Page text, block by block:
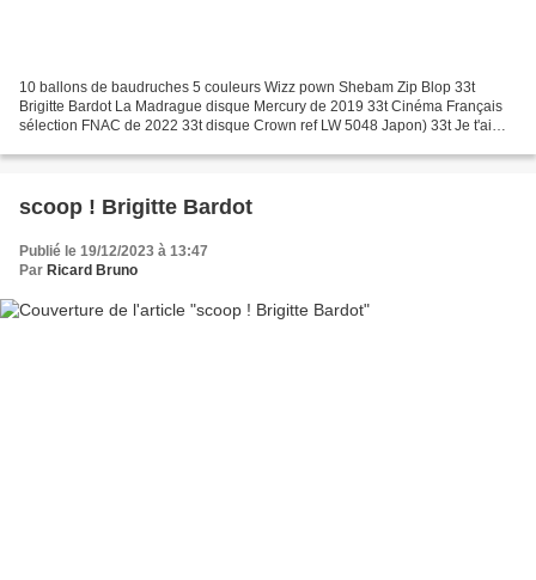
10 ballons de baudruches 5 couleurs Wizz pown Shebam Zip Blop 33t
Brigitte Bardot La Madrague disque Mercury de 2019 33t Cinéma Français
sélection FNAC de 2022 33t disque Crown ref LW 5048 Japon) 33t Je t'aime
scoop ! Brigitte Bardot
Publié le 19/12/2023 à 13:47
Par Ricard Bruno